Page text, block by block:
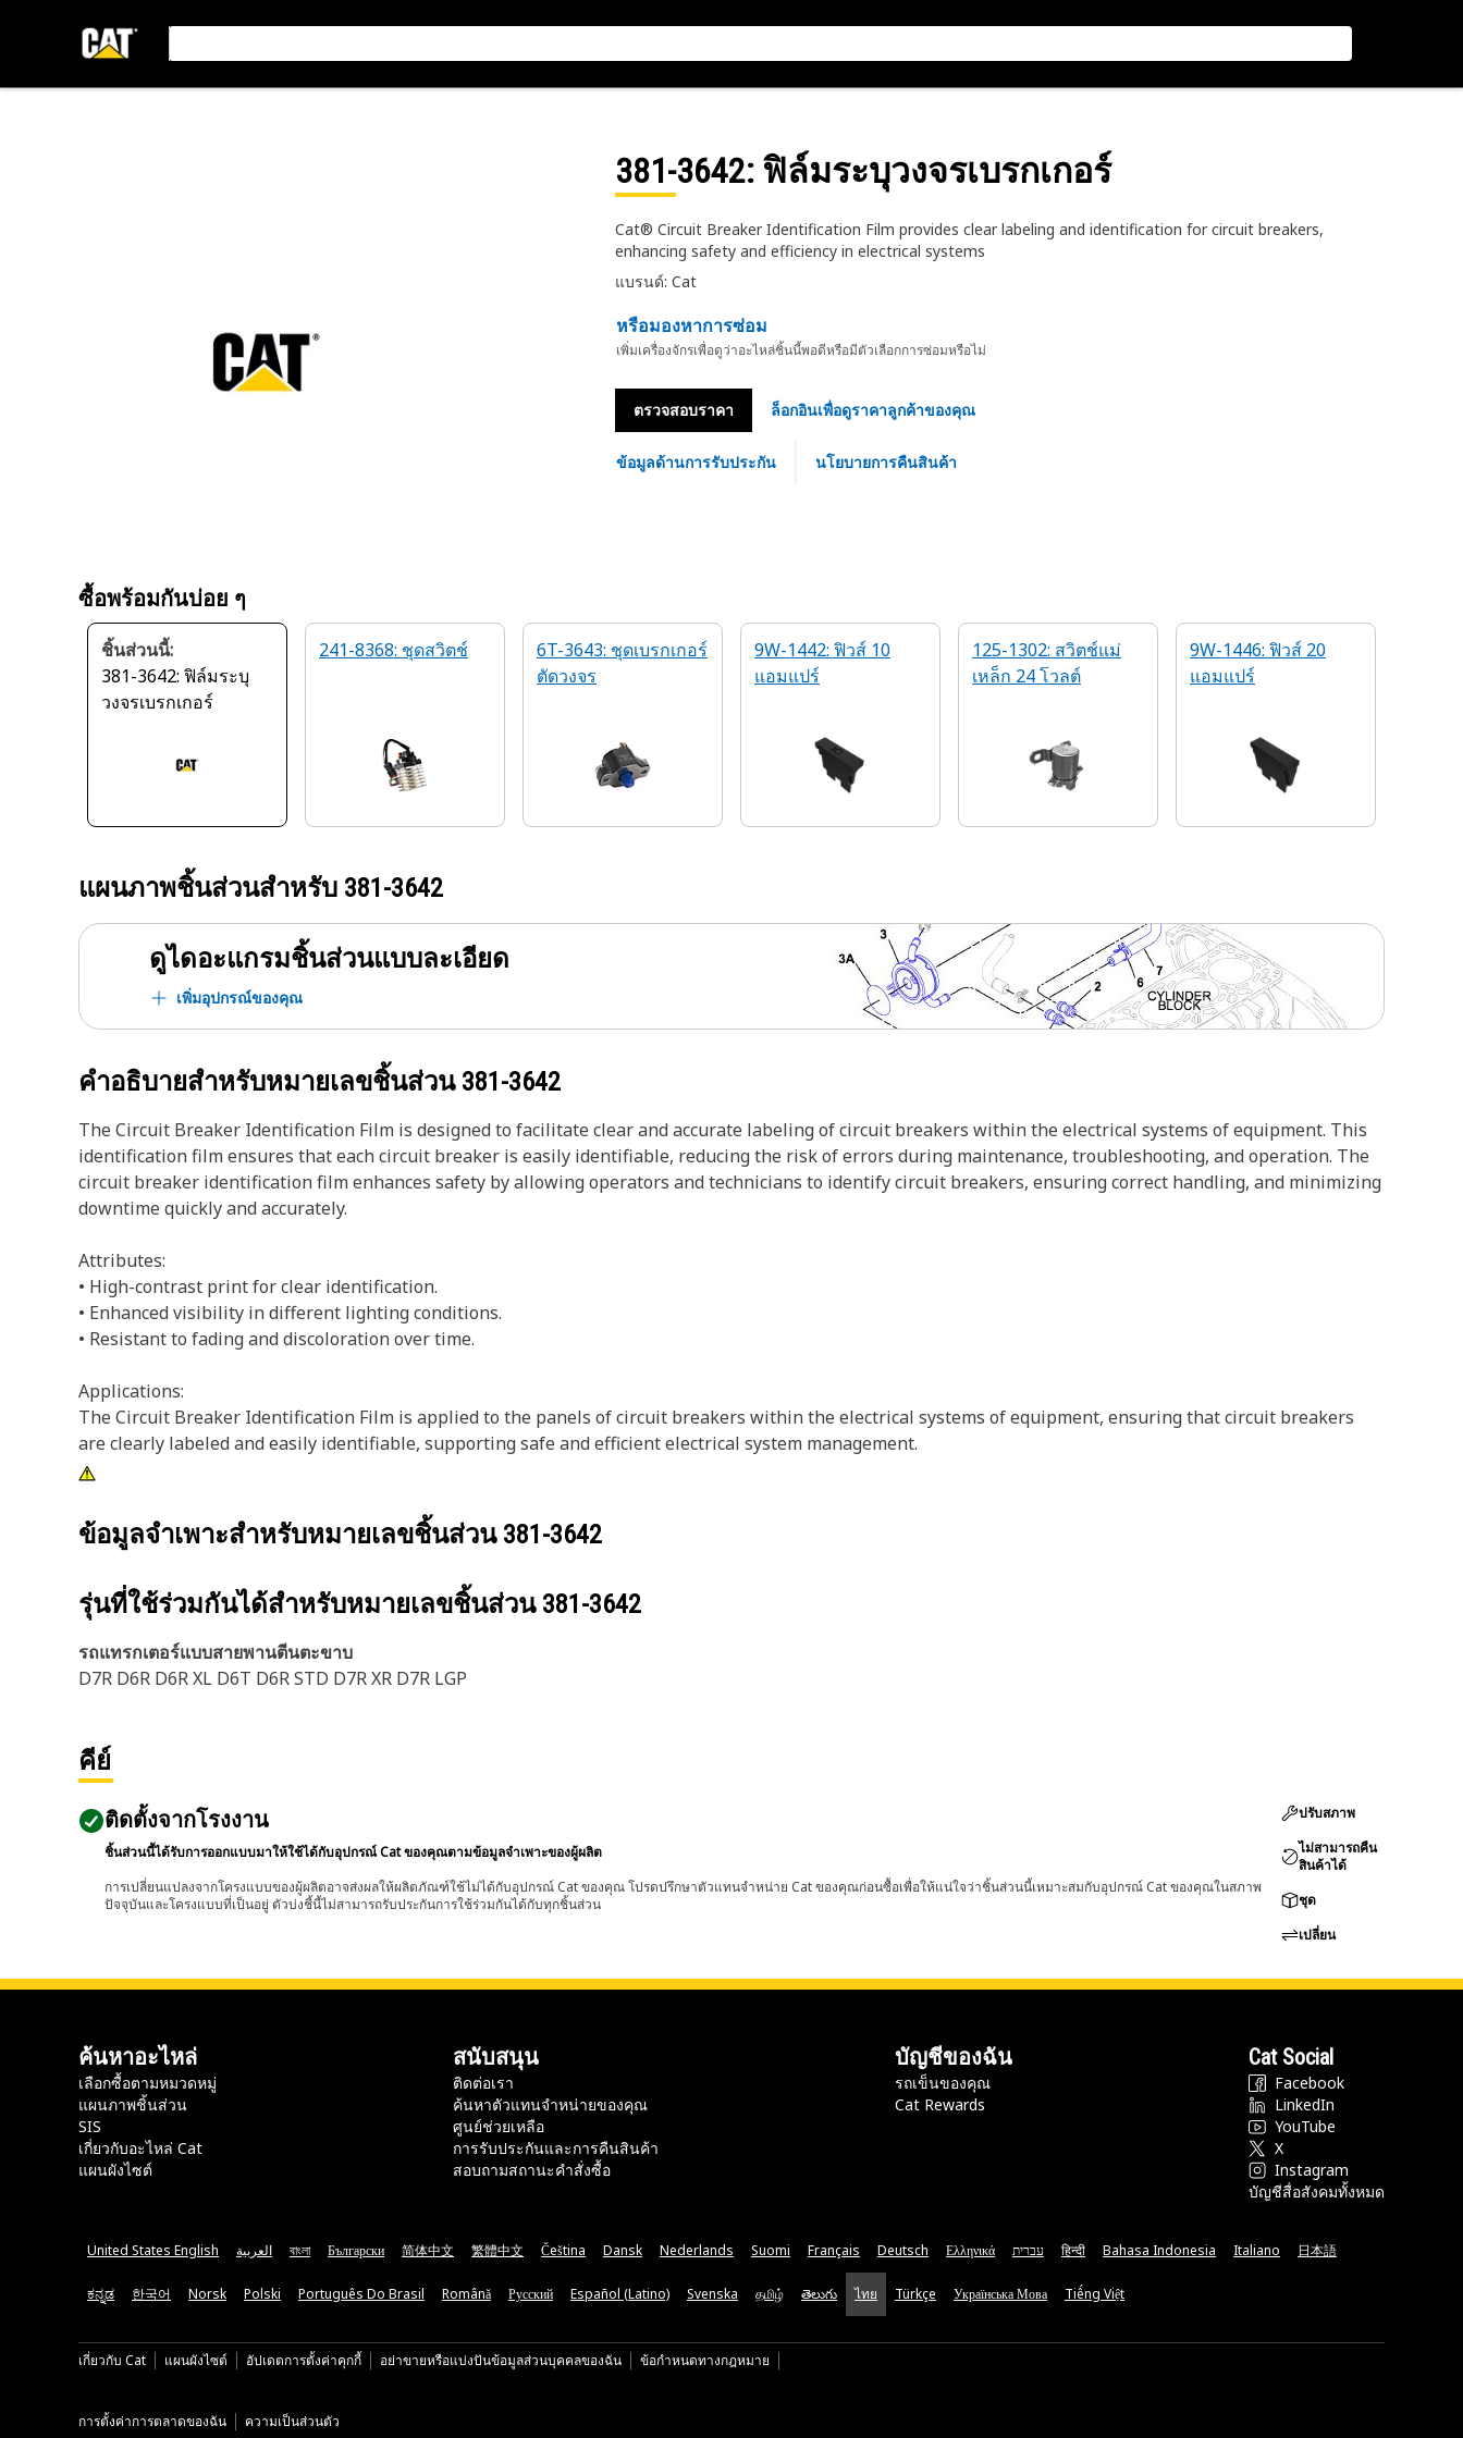
381-3642: ฟิล์มระบุวงจรเบรกเกอร์
Cat® Circuit Breaker Identification Film provides clear labeling and identification for circuit breakers,
enhancing safety and efficiency in electrical systems
แบรนด์: Cat
หรือมองหาการซ่อม
เพิ่มเครื่องจักรเพื่อดูว่าอะไหล่ชิ้นนี้พอดีหรือมีตัวเลือกการซ่อมหรือไม่
ตรวจสอบราคา ล็อกอินเพื่อดูราคาลูกค้าของคุณ
ข้อมูลด้านการรับประกัน นโยบายการคืนสินค้า
ซื้อพร้อมกันบ่อย ๆ
ชิ้นส่วนนี้:
381-3642: ฟิล์มระบุ
วงจรเบรกเกอร์
241-8368: ชุดสวิตช์
6T-3643: ชุดเบรกเกอร์
ตัดวงจร
9W-1442: ฟิวส์ 10
แอมแปร์
125-1302: สวิตช์แม่
เหล็ก 24 โวลต์
9W-1446: ฟิวส์ 20
แอมแปร์
แผนภาพชิ้นส่วนสำหรับ 381-3642
ดูไดอะแกรมชิ้นส่วนแบบละเอียด
เพิ่มอุปกรณ์ของคุณ
คำอธิบายสำหรับหมายเลขชิ้นส่วน 381-3642
The Circuit Breaker Identification Film is designed to facilitate clear and accurate labeling of circuit breakers within the electrical systems of equipment. This
identification film ensures that each circuit breaker is easily identifiable, reducing the risk of errors during maintenance, troubleshooting, and operation. The
circuit breaker identification film enhances safety by allowing operators and technicians to identify circuit breakers, ensuring correct handling, and minimizing
downtime quickly and accurately.
Attributes:
• High-contrast print for clear identification.
• Enhanced visibility in different lighting conditions.
• Resistant to fading and discoloration over time.
Applications:
The Circuit Breaker Identification Film is applied to the panels of circuit breakers within the electrical systems of equipment, ensuring that circuit breakers
are clearly labeled and easily identifiable, supporting safe and efficient electrical system management.
ข้อมูลจำเพาะสำหรับหมายเลขชิ้นส่วน 381-3642
รุ่นที่ใช้ร่วมกันได้สำหรับหมายเลขชิ้นส่วน 381-3642
รถแทรกเตอร์แบบสายพานตีนตะขาบ
D7R D6R D6R XL D6T D6R STD D7R XR D7R LGP
คีย์
ติดตั้งจากโรงงาน
ชิ้นส่วนนี้ได้รับการออกแบบมาให้ใช้ได้กับอุปกรณ์ Cat ของคุณตามข้อมูลจำเพาะของผู้ผลิต
การเปลี่ยนแปลงจากโครงแบบของผู้ผลิตอาจส่งผลให้ผลิตภัณฑ์ใช้ไม่ได้กับอุปกรณ์ Cat ของคุณ โปรดปรึกษาตัวแทนจำหน่าย Cat ของคุณก่อนซื้อเพื่อให้แน่ใจว่าชิ้นส่วนนี้เหมาะสมกับอุปกรณ์ Cat ของคุณในสภาพ
ปัจจุบันและโครงแบบที่เป็นอยู่ ตัวบ่งชี้นี้ไม่สามารถรับประกันการใช้ร่วมกันได้กับทุกชิ้นส่วน
ปรับสภาพ
ไม่สามารถคืน
สินค้าได้
ชุด
เปลี่ยน
ค้นหาอะไหล่
เลือกซื้อตามหมวดหมู่
แผนภาพชิ้นส่วน
SIS
เกี่ยวกับอะไหล่ Cat
แผนผังไซต์
สนับสนุน
ติดต่อเรา
ค้นหาตัวแทนจำหน่ายของคุณ
ศูนย์ช่วยเหลือ
การรับประกันและการคืนสินค้า
สอบถามสถานะคำสั่งซื้อ
บัญชีของฉัน
รถเข็นของคุณ
Cat Rewards
Cat Social
Facebook
LinkedIn
YouTube
X
Instagram
บัญชีสื่อสังคมทั้งหมด
United States English العربية বাংলা Български 简体中文 繁體中文 Čeština Dansk Nederlands Suomi Français Deutsch Ελληνικά עברית हिन्दी Bahasa Indonesia Italiano 日本語
ಕನ್ನಡ 한국어 Norsk Polski Português Do Brasil Română Русский Español (Latino) Svenska தமிழ் తెలుగు ไทย Türkçe Українська Мова Tiếng Việt
เกี่ยวกับ Cat แผนผังไซต์ อัปเดตการตั้งค่าคุกกี้ อย่าขายหรือแบ่งปันข้อมูลส่วนบุคคลของฉัน ข้อกำหนดทางกฎหมาย
การตั้งค่าการตลาดของฉัน ความเป็นส่วนตัว